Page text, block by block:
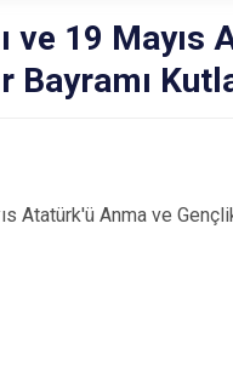
ve 19 Mayıs
Bayramı
Atatürk'ü Anma ve